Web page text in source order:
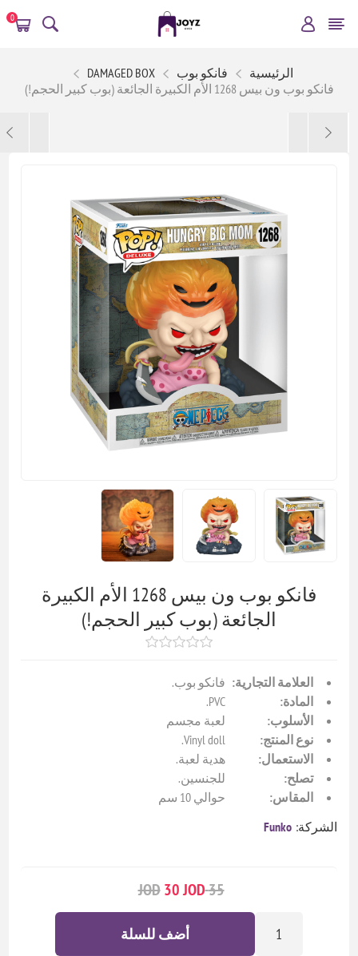
0
الرئيسية فانكو بوب
DAMAGED BOX
فانكو بوب ون بيس 1268 الأم الكبيرة الجائعة (بوب كبير الحجم!)
فانكو بوب ون بيس 1268 الأم الكبيرة
الجائعة (بوب كبير الحجم!)
العلامة التجارية: فانكو بوب.
المادة:
PVC.
الأسلوب:
لعبة مجسم
نوع المنتج:
Vinyl doll.
الاستعمال:
هدية لعبة.
تصلح:
للجنسين.
المقاس:
حوالي 10 سم
الشركة: Funko
35 JOD
30 JOD
أضف للسلة